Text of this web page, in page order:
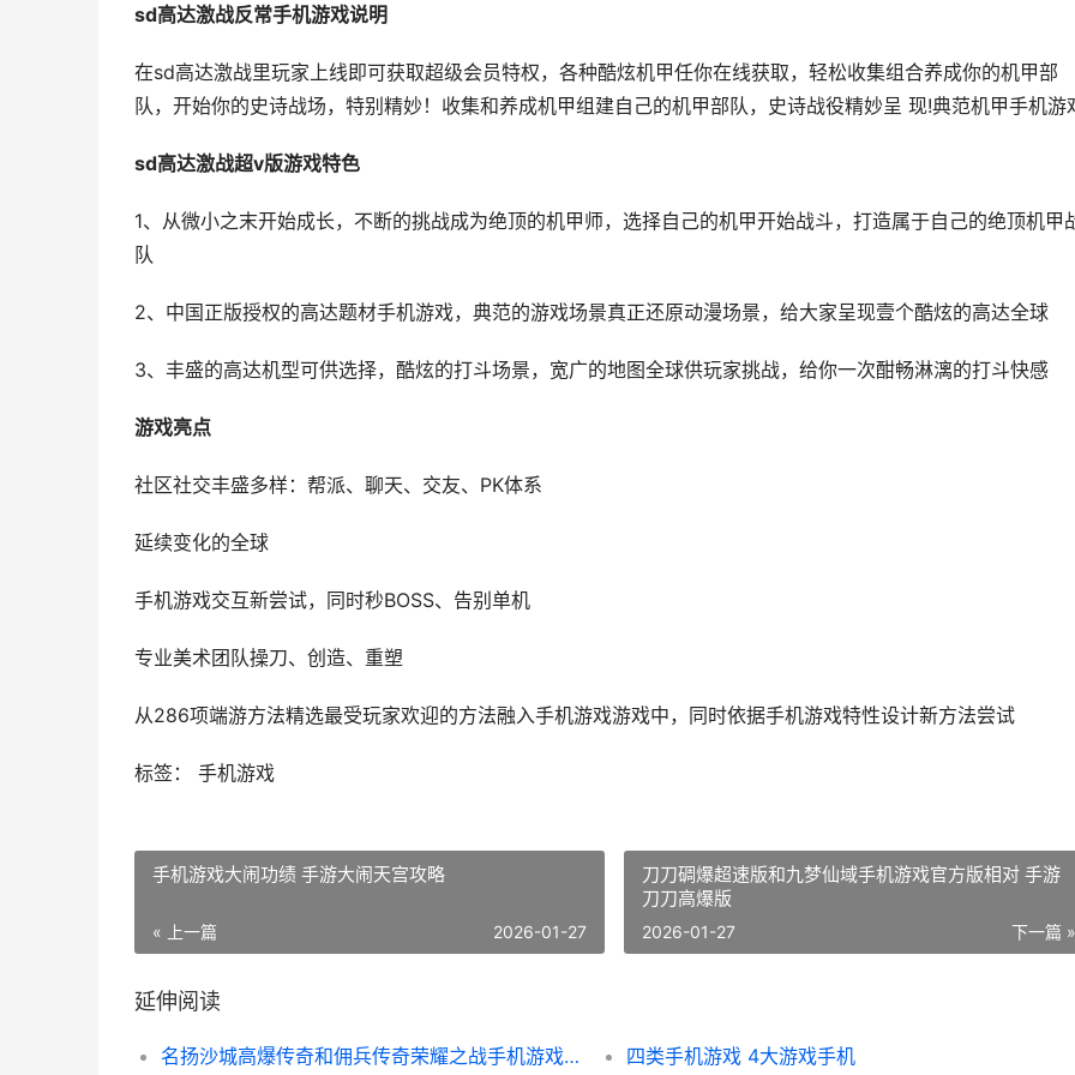
sd高达激战反常手机游戏说明
在sd高达激战里玩家上线即可获取超级会员特权，各种酷炫机甲任你在线获取，轻松收集组合养成你的机甲部
队，开始你的史诗战场，特别精妙！收集和养成机甲组建自己的机甲部队，史诗战役精妙呈 现!典范机甲手机游
sd高达激战超v版游戏特色
1、从微小之末开始成长，不断的挑战成为绝顶的机甲师，选择自己的机甲开始战斗，打造属于自己的绝顶机甲
队
2、中国正版授权的高达题材手机游戏，典范的游戏场景真正还原动漫场景，给大家呈现壹个酷炫的高达全球
3、丰盛的高达机型可供选择，酷炫的打斗场景，宽广的地图全球供玩家挑战，给你一次酣畅淋漓的打斗快感
游戏亮点
社区社交丰盛多样：帮派、聊天、交友、PK体系
延续变化的全球
手机游戏交互新尝试，同时秒BOSS、告别单机
专业美术团队操刀、创造、重塑
从286项端游方法精选最受玩家欢迎的方法融入手机游戏游戏中，同时依据手机游戏特性设计新方法尝试
标签： 手机游戏
手机游戏大闹功绩 手游大闹天宫攻略
« 上一篇 2026-01-27
刀刀碉爆超速版和九梦仙域手机游戏官方版相对 手游
刀刀高爆版
下一篇 »
2026-01-27
延伸阅读
名扬沙城高爆传奇和佣兵传奇荣耀之战手机游戏哪个好 名扬沙城有多少版本 四类手机游戏 4大游戏手机